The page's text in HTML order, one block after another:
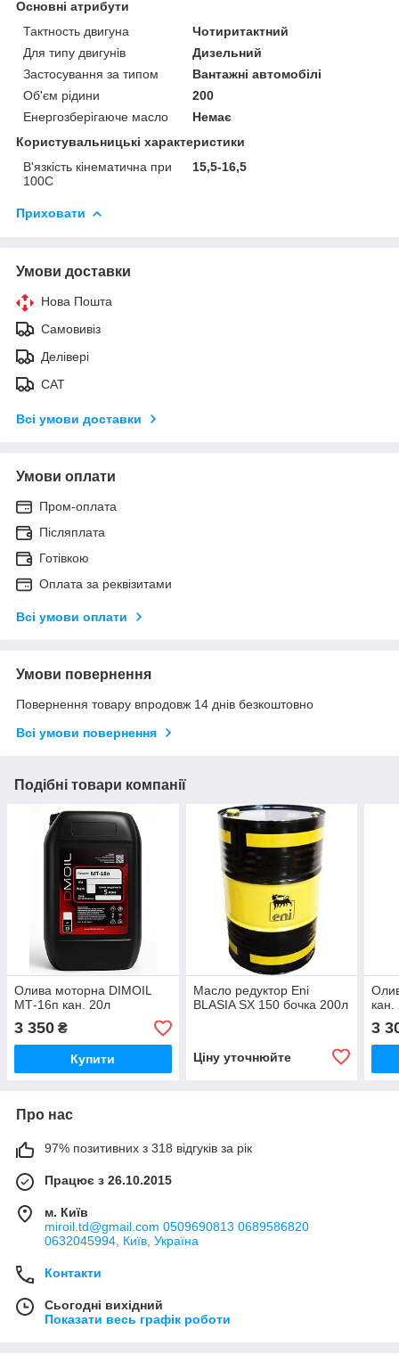
Основні атрибути
Тактность двигуна
Чотиритактний
Для типу двигунів
Дизельний
Застосування за типом
Вантажні автомобілі
Об'єм рідини
200
Енергозберігаюче масло
Немає
Користувальницькі характеристики
В'язкість кінематична при
100С
15,5-16,5
Приховати
Умови доставки
Нова Пошта
Самовивіз
Делівері
САТ
Всі умови доставки
Умови оплати
Пром-оплата
Післяплата
Готівкою
Оплата за реквізитами
Всі умови оплати
Умови повернення
Повернення товару впродовж 14 днів безкоштовно
Всі умови повернення
Подібні товари компанії
Олива моторна DIMOIL
МТ-16п кан. 20л
3 350 ₴
Купити
Масло редуктор Eni
BLASIA SX 150 бочка 200л
Ціну уточнюйте
кан.
3
Про нас
97% позитивних з 318 відгуків за рік
Працює з 26.10.2015
м. Київ
miroil.td@gmail.com 0509690813 0689586820
0632045994, Київ, Україна
Контакти
Сьогодні вихідний
Показати весь графік роботи